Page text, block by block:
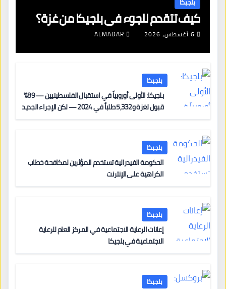
كيف تتقدم للجوء في بلجيكا من غزة؟
6 أغسطس، 2026 ALMADAR
بلجيكا
بلجيكا: الأولى أوروبياً في استقبال الفلسطينيين — 89%
قبول لغزة و5,332 طلباً في 2024 — لكن الإجراء الجديد
بلجيكا
الحكومة الفيدرالية تستخدم المؤثرين لمكافحة خطاب
الكراهية على الإنترنت
بلجيكا
إعانات الرعاية الاجتماعية في المركز العام للرعاية
الاجتماعية في بلجيكا
بلجيكا